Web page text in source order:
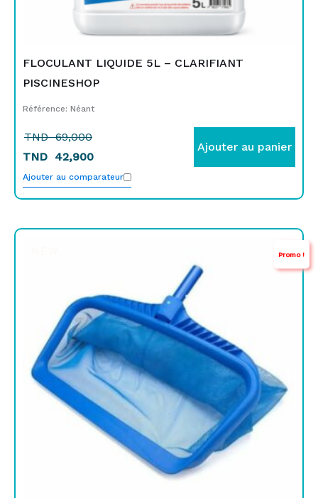
FLOCULANT LIQUIDE 5L – CLARIFIANT
PISCINESHOP
Référence: Néant
TND69,000
TND 42,900
Ajouter au panier
Ajouter au comparateur
Promo !
était :
TND
79,000.
est :
TND
49,900.